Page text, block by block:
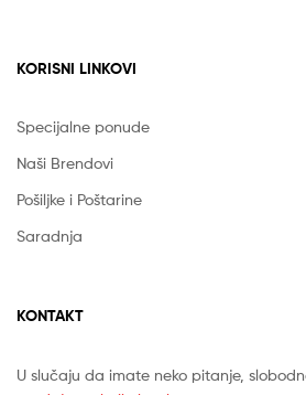
KORISNI LINKOVI
Specijalne ponude
Naši Brendovi
Pošiljke i Poštarine
Saradnja
KONTAKT
U slučaju da imate neko pitanje,